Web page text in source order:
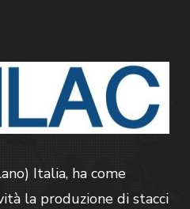
Italia, ha come
la produzione di stacci